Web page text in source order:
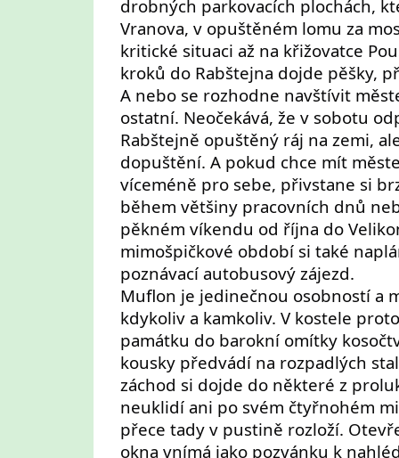
drobných parkovacích plochách,
Vranova, v opuštěném lomu za
kritické situaci až na křižovatce
kroků do Rabštejna dojde pěšky,
A nebo se rozhodne navštívit
ostatní. Neočekává, že v sobotu
Rabštejně opuštěný ráj na zemi,
dopuštění. A pokud chce mít
víceméně pro sebe, přivstane si
během většiny pracovních dnů
pěkném víkendu od října do
mimošpičkové období si také
poznávací autobusový zájezd.
Muflon je jedinečnou osobností a
kdykoliv a kamkoliv. V kostele
památku do barokní omítky
kousky předvádí na rozpadlých
záchod si dojde do některé z
neuklidí ani po svém čtyřnohém
přece tady v pustině rozloží.
okna vnímá jako pozvánku k